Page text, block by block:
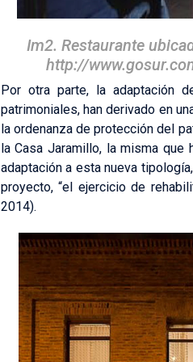
Im2. Restaurante
http://
Por otra parte, la adaptación
patrimoniales, han derivado en
la ordenanza de protección del
la Casa Jaramillo, la misma
adaptación a esta nueva
proyecto, “el ejercicio de
2014).